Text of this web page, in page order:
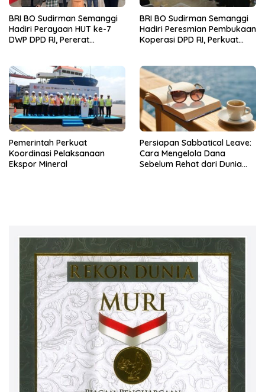
BRI BO Sudirman Semanggi
Hadiri Perayaan HUT ke-7
DWP DPD RI, Pererat
BRI BO Sudirman Semanggi
Hadiri Peresmian Pembukaan
Koperasi DPD RI, Perkuat
Pemerintah Perkuat
Koordinasi Pelaksanaan
Ekspor Mineral
Persiapan Sabbatical Leave:
Cara Mengelola Dana
Sebelum Rehat dari Dunia